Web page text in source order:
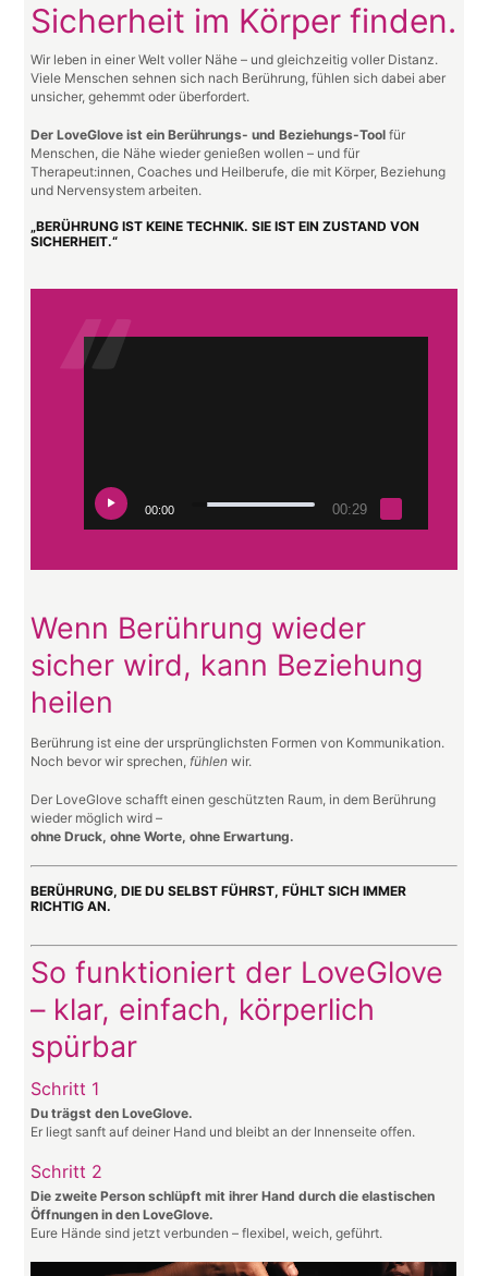
Sicherheit im Körper finden.
Wir leben in einer Welt voller Nähe – und gleichzeitig voller Distanz.
Viele Menschen sehnen sich nach Berührung, fühlen sich dabei aber
unsicher, gehemmt oder überfordert.
Der LoveGlove ist ein Berührungs- und Beziehungs-Tool für
Menschen, die Nähe wieder genießen wollen – und für
Therapeut:innen, Coaches und Heilberufe, die mit Körper, Beziehung
und Nervensystem arbeiten.
„BERÜHRUNG IST KEINE TECHNIK. SIE IST EIN ZUSTAND VON
SICHERHEIT.“
00:00 00:29
Wenn Berührung wieder
sicher wird, kann Beziehung
heilen
Berührung ist eine der ursprünglichsten Formen von Kommunikation.
Noch bevor wir sprechen, fühlen wir.
Der LoveGlove schafft einen geschützten Raum, in dem Berührung
wieder möglich wird –
ohne Druck, ohne Worte, ohne Erwartung.
BERÜHRUNG, DIE DU SELBST FÜHRST, FÜHLT SICH IMMER
RICHTIG AN.
So funktioniert der LoveGlove
– klar, einfach, körperlich
spürbar
Schritt 1
Du trägst den LoveGlove.
Er liegt sanft auf deiner Hand und bleibt an der Innenseite offen.
Schritt 2
Die zweite Person schlüpft mit ihrer Hand durch die elastischen
Öffnungen in den LoveGlove.
Eure Hände sind jetzt verbunden – flexibel, weich, geführt.